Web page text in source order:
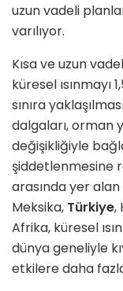
uzun vadeli
varılıyor.
Kısa ve uzun
küresel ısınmayı
sınıra
dalgaları, orman
değişikliğiyle
şiddetlenmesine
arasında yer
Meksika, Türkiye,
Afrika, küresel
dünya geneliyle
etkilere daha